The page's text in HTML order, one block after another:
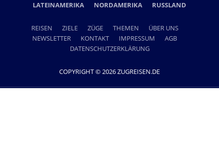
LATEINAMERIKA
NORDAMERIKA RUSSLAND
REISEN ZIELE ZÜGE THEMEN
ÜBER UNS
NEWSLETTER
KONTAKT IMPRESSUM
AGB
DATENSCHUTZERKLÄRUNG
COPYRIGHT © 2026 ZUGREISEN.DE